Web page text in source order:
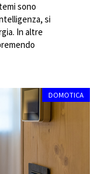
sono
si
In altre
DOMOTICA